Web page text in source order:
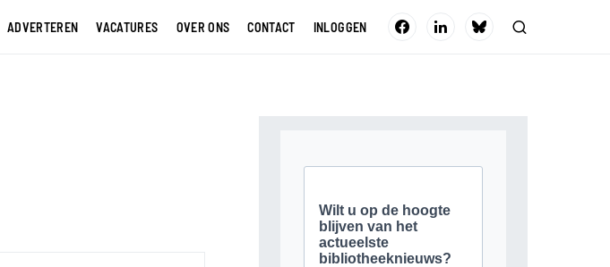
ADVERTEREN VACATURES OVER ONS CONTACT INLOGGEN